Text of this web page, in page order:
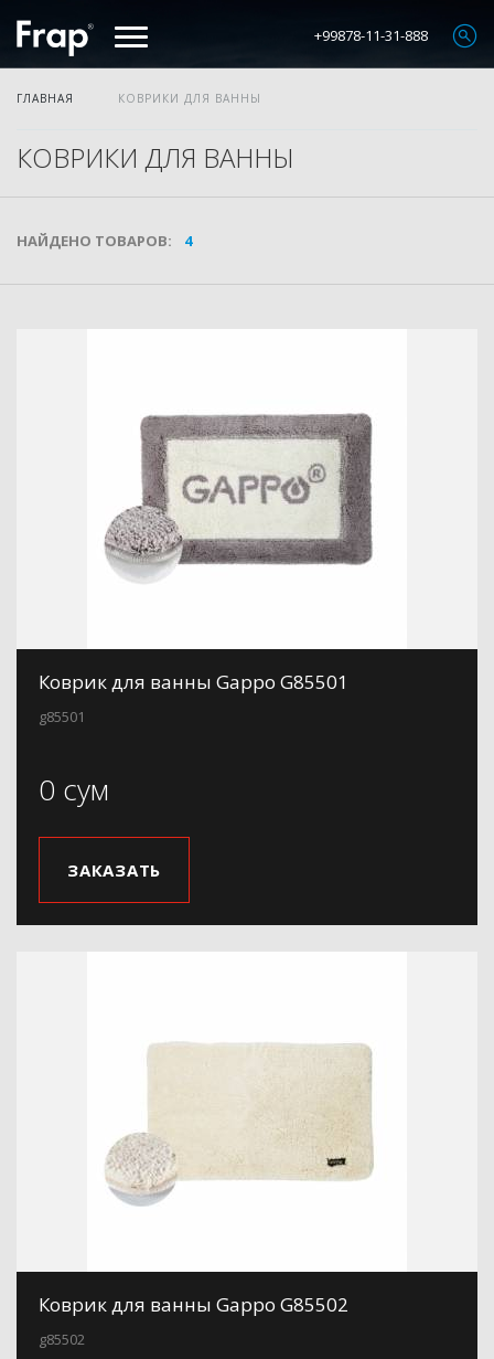
+99878-11-31-888
ГЛАВНАЯ КОВРИКИ ДЛЯ ВАННЫ
КОВРИКИ ДЛЯ ВАННЫ
НАЙДЕНО ТОВАРОВ: 4
Коврик для ванны Gappo G85501
g85501
0 сум
ЗАКАЗАТЬ
Коврик для ванны Gappo G85502
g85502